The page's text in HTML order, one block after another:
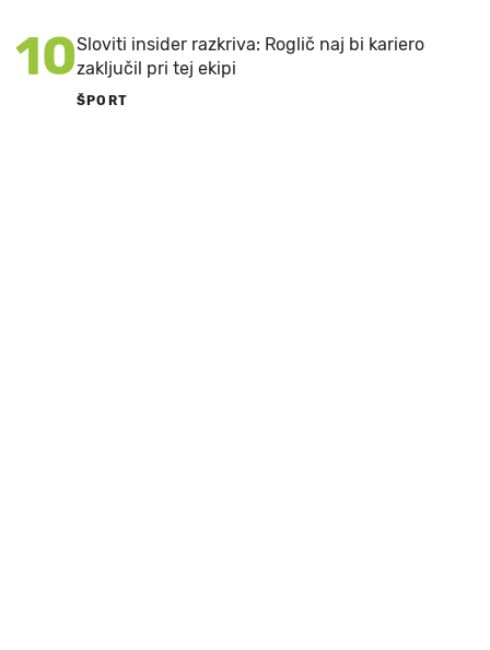
10Sloviti insider razkriva: Roglič naj bi kariero
zaključil pri tej ekipi
ŠPORT